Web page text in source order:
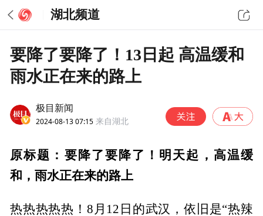
湖北频道
要降了要降了！13日起 高温缓和
雨水正在来的路上
极目新闻
2024-08-13 07:15 来自湖北
原标题：要降了要降了！明天起，高温缓
和，雨水正在来的路上
热热热热热！8月12日的武汉，依旧是“热辣